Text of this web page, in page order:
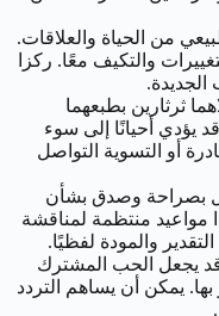
من الحياة والعلاقات.
والتكيف معًا. ركزا
الجديدة.
ثرثارين بطبعهما
يؤدي أحيانًا إلى سوء
أو التسوية التواصل
بصراحة وصدق بشأن
مواعيد منتظمة لمناقشة
والمودة لفظيًا.
يجعل الحب المشترك
بها. يمكن أن يساهم التردد